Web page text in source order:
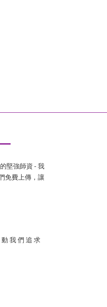
堅強師資 - 我
免費上傳，讓
我 們 追 求